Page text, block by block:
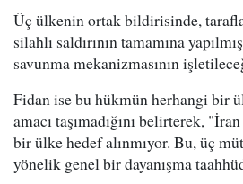
Üç ülkenin ortak bildirisinde,
silahlı saldırının tamamına
savunma mekanizmasının
Fidan ise bu hükmün herhangi bir
amacı taşımadığını belirterek,
bir ülke hedef alınmıyor. Bu, üç
yönelik genel bir dayanışma